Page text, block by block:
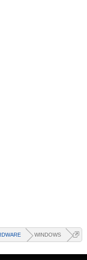
Online từ xa
WINDOWS